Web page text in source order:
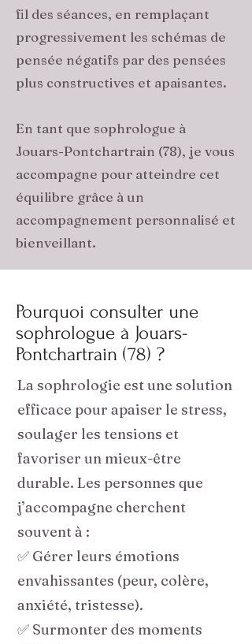
fil des séances, en remplaçant
progressivement les schémas de
pensée négatifs par des pensées
plus constructives et apaisantes.
En tant que sophrologue à
Jouars-Pontchartrain (78), je vous
accompagne pour atteindre cet
équilibre grâce à un
accompagnement personnalisé et
bienveillant.
Pourquoi consulter une
sophrologue à Jouars-
Pontchartrain (78) ?
La sophrologie est une solution
efficace pour apaiser le stress,
soulager les tensions et
favoriser un mieux-être
durable. Les personnes que
j’accompagne cherchent
souvent à :
✅ Gérer leurs émotions
envahissantes (peur, colère,
anxiété, tristesse).
✅ Surmonter des moments